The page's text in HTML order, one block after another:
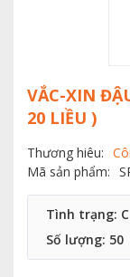
VẮC-XIN
20 LIỀU )
Thương hiêu:
Mã sản phẩm:
Tình trạng:
Số lượng: 50